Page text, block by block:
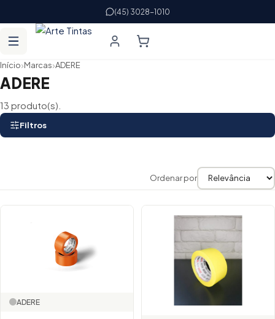
(45) 3028-1010
Início›Marcas›ADERE
ADERE
13 produto(s).
Filtros
Ordenar por
ADERE